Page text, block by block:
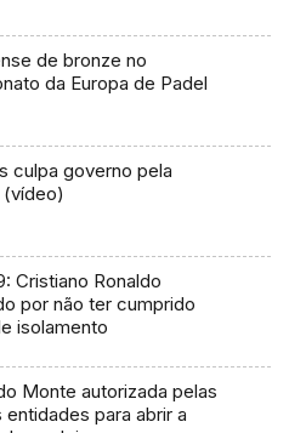
de bronze no
da Europa de Padel
culpa governo pela
Cristiano Ronaldo
por não ter cumprido
isolamento
Monte autorizada pelas
entidades para abrir a